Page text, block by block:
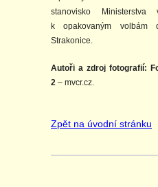
stanovisko
k opakovaným volbám
Strakonice.
Autoři a zdroj fotografií:
2 – mvcr.cz.
Zpět na úvodní stránku